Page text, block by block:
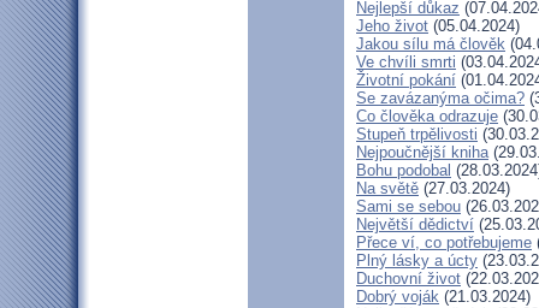
Nejlepší důkaz
Jeho život (05.04.2024)
Jakou sílu má člověk
Ve chvíli smrti
Životní pokání
Se zavázanýma očima?
Co člověka odrazuje
Stupeň trpělivosti
Nejpoučnější kniha
Bohu podobal
Na světě (27.03.2024)
Sami se sebou
Největší dědictví
Přece ví, co potřebujeme
Plný lásky a úcty
Duchovní život
Dobrý voják (21.03.2024)